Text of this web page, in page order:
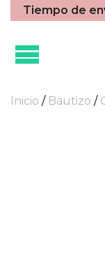
Tiempo de
Inicio / Bautizo /